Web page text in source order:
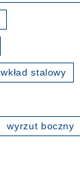
wkład stalowy
wyrzut boczny